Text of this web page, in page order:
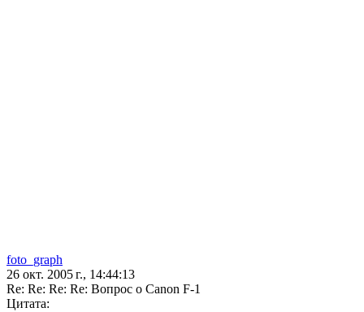
foto_graph
26 окт. 2005 г., 14:44:13
Re: Re: Re: Re: Вопрос о Canon F-1
Цитата: